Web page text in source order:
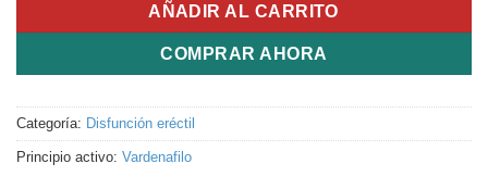
AÑADIR AL CARRITO
COMPRAR AHORA
Categoría: Disfunción eréctil
Principio activo: Vardenafilo